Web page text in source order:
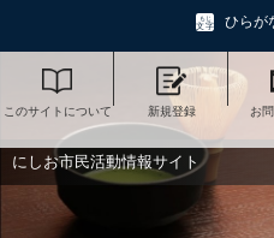
ひらが
このサイトについて 新規登録 お
にしお市民活動情報サイト